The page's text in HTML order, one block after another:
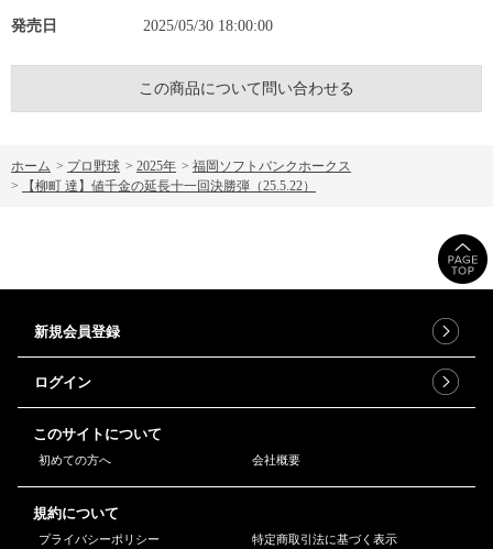
発売日 2025/05/30 18:00:00
この商品について問い合わせる
ホーム > プロ野球 > 2025年 > 福岡ソフトバンクホークス
>
【柳町 達】値千金の延長十一回決勝弾（25.5.22）
新規会員登録
ログイン
このサイトについて
初めての方へ 会社概要
規約について
プライバシーポリシー 特定商取引法に基づく表示